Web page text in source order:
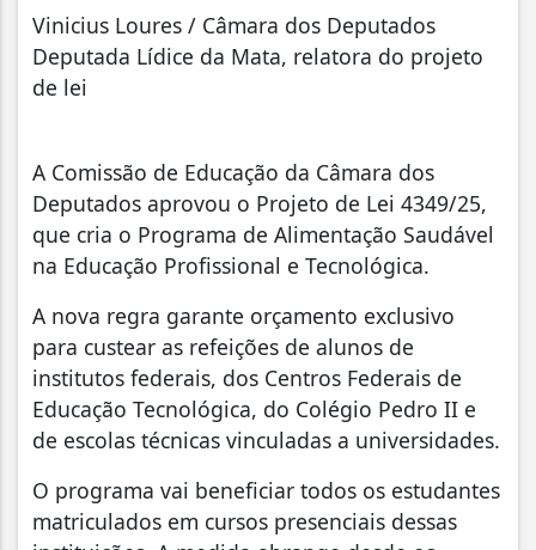
Vinicius Loures / Câmara dos Deputados
Deputada Lídice da Mata, relatora do projeto
de lei
A Comissão de Educação da Câmara dos
Deputados aprovou o Projeto de Lei 4349/25,
que cria o Programa de Alimentação Saudável
na Educação Profissional e Tecnológica.
A nova regra garante orçamento exclusivo
para custear as refeições de alunos de
institutos federais, dos Centros Federais de
Educação Tecnológica, do Colégio Pedro II e
de escolas técnicas vinculadas a universidades.
O programa vai beneficiar todos os estudantes
matriculados em cursos presenciais dessas